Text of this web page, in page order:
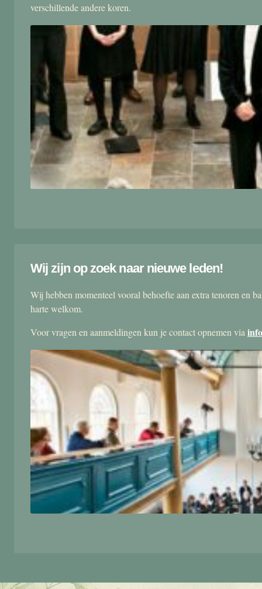
verschillende andere koren.
Wij zijn op zoek naar nieuwe leden!
Wij hebben momenteel vooral behoefte aan extra tenoren en
harte welkom.
Voor vragen en aanmeldingen kun je contact opnemen via